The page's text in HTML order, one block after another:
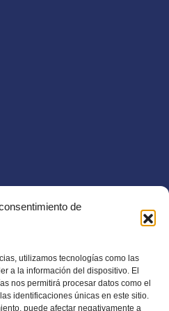
de
utilizamos tecnologías como las
a la información del dispositivo. El
nos permitirá procesar datos como el
identificaciones únicas en este sitio.
puede afectar negativamente a